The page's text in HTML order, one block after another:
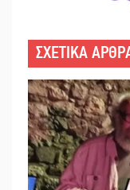
ΣΧΕΤΙΚΑ